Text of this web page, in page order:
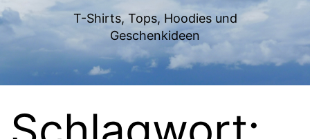
T-Shirts, Tops, Hoodies und
Geschenkideen